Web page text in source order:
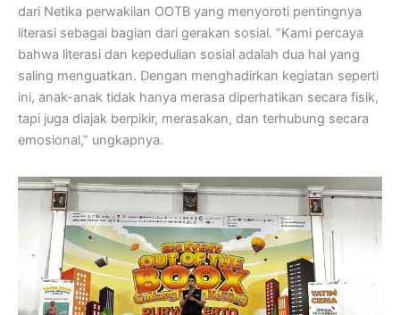
dari Netika perwakilan OOTB yang menyoroti pentingnya
literasi sebagai bagian dari gerakan sosial. “Kami percaya
bahwa literasi dan kepedulian sosial adalah dua hal yang
saling menguatkan. Dengan menghadirkan kegiatan seperti
ini, anak-anak tidak hanya merasa diperhatikan secara fisik,
tapi juga diajak berpikir, merasakan, dan terhubung secara
emosional,” ungkapnya.